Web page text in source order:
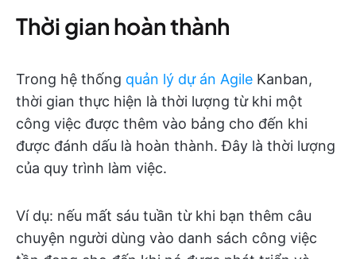
Thời gian hoàn thành
Trong hệ thống quản lý dự án Agile Kanban,
thời gian thực hiện là thời lượng từ khi một
công việc được thêm vào bảng cho đến khi
được đánh dấu là hoàn thành. Đây là thời lượng
của quy trình làm việc.
Ví dụ: nếu mất sáu tuần từ khi bạn thêm câu
chuyện người dùng vào danh sách công việc